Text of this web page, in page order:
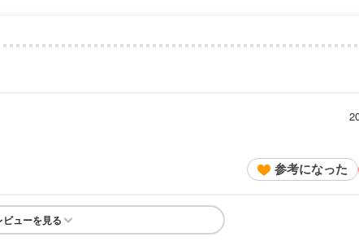
参考になった
ビューを見る